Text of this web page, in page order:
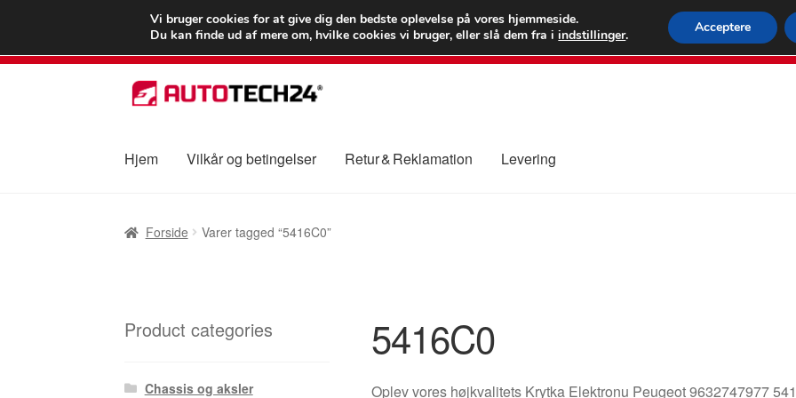
LEVERING fra 55 kr.
FEDEX
80 82
Spring
til
Spring
til
Hjem Vilkår og betingelser Retur & Reklamation Levering
Forside Varer tagged “5416C0”
5416C0
Oplev vores højkvalitets Krytka Elektronu Peugeot 9632747977
Product categories
Chassis og aksler
Vi bruger cookies for at give dig den bedste oplevelse på vores hjemmeside.
Du kan finde ud af mere om, hvilke cookies vi bruger, eller slå dem fra iindstillinger. Acceptere